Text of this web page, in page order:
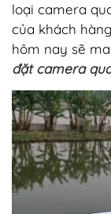
loại camera
của khách
hôm nay sẽ
đặt camera